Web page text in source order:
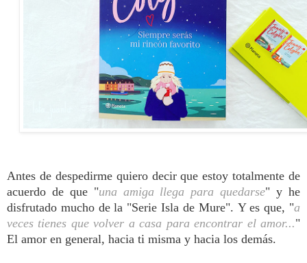
Antes de despedirme quiero decir que estoy totalmente de
acuerdo de que "una amiga llega para quedarse" y he
disfrutado mucho de la "Serie Isla de Mure". Y es que, "a
veces tienes que volver a casa para encontrar el amor..."
El amor en general, hacia ti misma y hacia los demás.